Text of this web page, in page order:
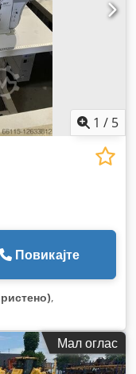
1 / 5
Повикајте
,
Мал оглас